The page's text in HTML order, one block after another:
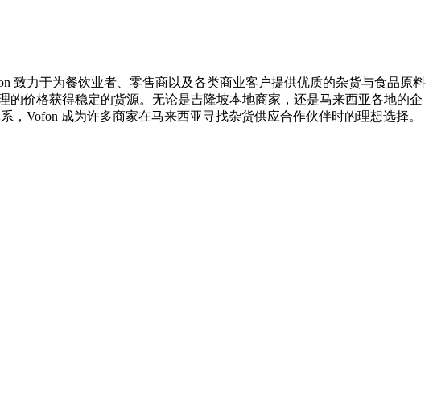
致力于为餐饮业者、零售商以及各类商业客户提供优质的杂货与食品原料
价格获得稳定的货源。无论是吉隆坡本地商家，还是马来西亚各地的企
Vofon 成为许多商家在马来西亚寻找杂货供应合作伙伴时的理想选择。